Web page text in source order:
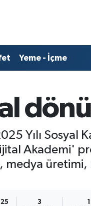
Yeme - İçme
Yılı Sosyal
Akademi'
üretimi,
3